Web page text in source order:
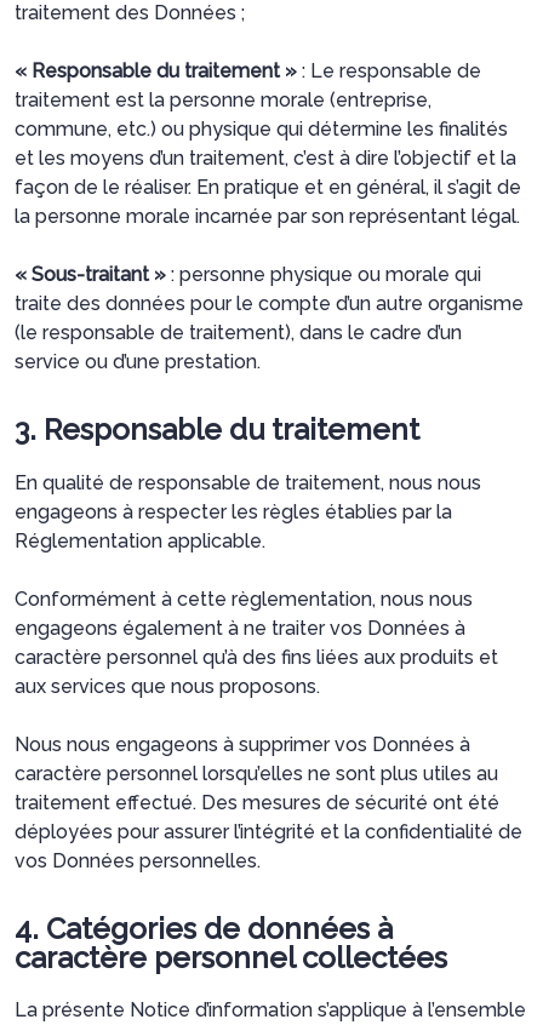
traitement des Données ;
« Responsable du traitement » : Le responsable de
traitement est la personne morale (entreprise,
commune, etc.) ou physique qui détermine les finalités
et les moyens d’un traitement, c’est à dire l’objectif et la
façon de le réaliser. En pratique et en général, il s’agit de
la personne morale incarnée par son représentant légal.
« Sous-traitant » : personne physique ou morale qui
traite des données pour le compte d’un autre organisme
(le responsable de traitement), dans le cadre d’un
service ou d’une prestation.
3. Responsable du traitement
En qualité de responsable de traitement, nous nous
engageons à respecter les règles établies par la
Réglementation applicable.
Conformément à cette règlementation, nous nous
engageons également à ne traiter vos Données à
caractère personnel qu’à des fins liées aux produits et
aux services que nous proposons.
Nous nous engageons à supprimer vos Données à
caractère personnel lorsqu’elles ne sont plus utiles au
traitement effectué. Des mesures de sécurité ont été
déployées pour assurer l’intégrité et la confidentialité de
vos Données personnelles.
4. Catégories de données à
caractère personnel collectées
La présente Notice d’information s’applique à l’ensemble